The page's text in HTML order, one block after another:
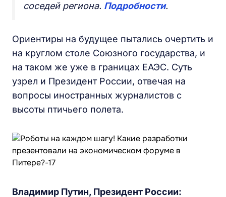
соседей региона. Подробности.
Ориентиры на будущее пытались очертить и
на круглом столе Союзного государства, и
на таком же уже в границах ЕАЭС. Суть
узрел и Президент России, отвечая на
вопросы иностранных журналистов с
высоты птичьего полета.
Владимир Путин, Президент России: